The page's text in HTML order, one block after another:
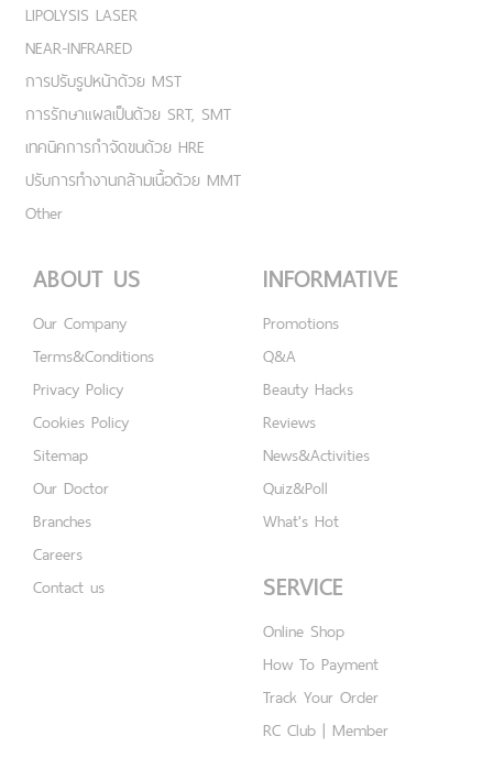
LIPOLYSIS LASER
NEAR-INFRARED
การปรับรูปหน้าด้วย MST
การรักษาแผลเป็นด้วย SRT, SMT
เทคนิคการกำจัดขนด้วย HRE
ปรับการทำงานกล้ามเนื้อด้วย MMT
Other
ABOUT US
Our Company
Terms&Conditions
Privacy Policy
Cookies Policy
Sitemap
Our Doctor
Branches
Careers
Contact us
INFORMATIVE
Promotions
Q&A
Beauty Hacks
Reviews
News&Activities
Quiz&Poll
What's Hot
SERVICE
Online Shop
How To Payment
Track Your Order
RC Club | Member